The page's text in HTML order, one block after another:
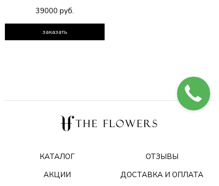
39000 руб.
заказать
КАТАЛОГ
АКЦИИ
ОТЗЫВЫ
ДОСТАВКА И ОПЛАТА